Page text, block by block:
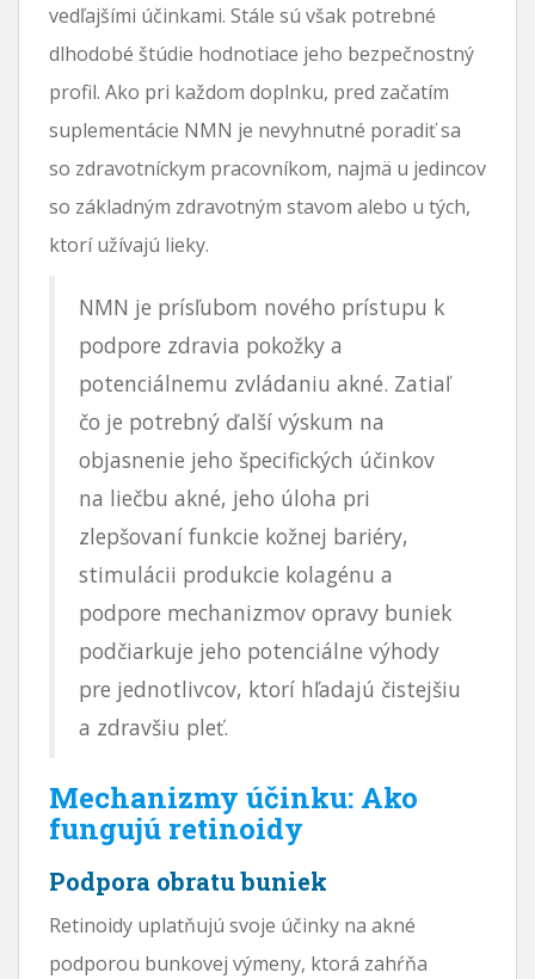
vedľajšími účinkami. Stále sú však potrebné
dlhodobé štúdie hodnotiace jeho bezpečnostný
profil. Ako pri každom doplnku, pred začatím
suplementácie NMN je nevyhnutné poradiť sa
so zdravotníckym pracovníkom, najmä u jedincov
so základným zdravotným stavom alebo u tých,
ktorí užívajú lieky.
NMN je prísľubom nového prístupu k
podpore zdravia pokožky a
potenciálnemu zvládaniu akné. Zatiaľ
čo je potrebný ďalší výskum na
objasnenie jeho špecifických účinkov
na liečbu akné, jeho úloha pri
zlepšovaní funkcie kožnej bariéry,
stimulácii produkcie kolagénu a
podpore mechanizmov opravy buniek
podčiarkuje jeho potenciálne výhody
pre jednotlivcov, ktorí hľadajú čistejšiu
a zdravšiu pleť.
Mechanizmy účinku: Ako
fungujú retinoidy
Podpora obratu buniek
Retinoidy uplatňujú svoje účinky na akné
podporou bunkovej výmeny, ktorá zahŕňa